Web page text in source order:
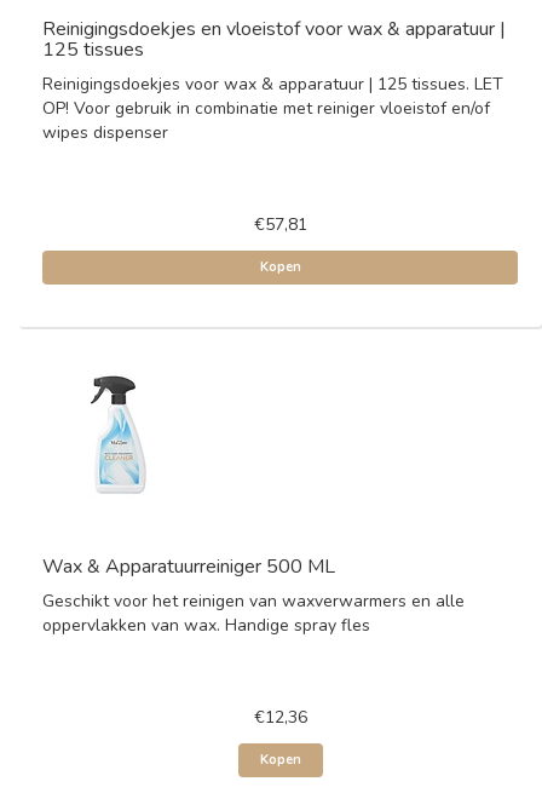
Reinigingsdoekjes en vloeistof voor wax & apparatuur |
125 tissues
Reinigingsdoekjes voor wax & apparatuur | 125 tissues. LET
OP! Voor gebruik in combinatie met reiniger vloeistof en/of
wipes dispenser
€57,81
Kopen
Wax & Apparatuurreiniger 500 ML
Geschikt voor het reinigen van waxverwarmers en alle
oppervlakken van wax. Handige spray fles
€12,36
Kopen